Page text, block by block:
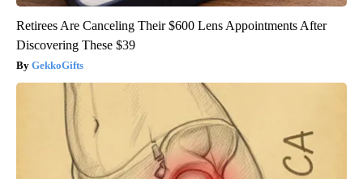
Retirees Are Canceling Their $600 Lens Appointments After
Discovering These $39
GekkoGifts